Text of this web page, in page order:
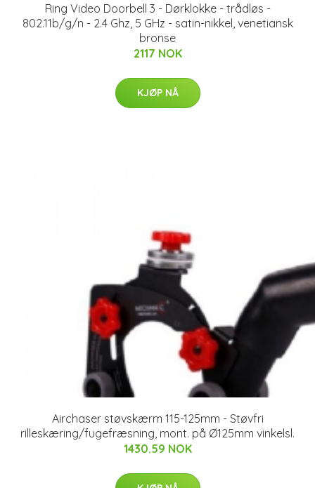
Ring Video Doorbell 3 - Dørklokke - trådløs -
802.11b/g/n - 2.4 Ghz, 5 GHz - satin-nikkel, venetiansk
bronse
2117 NOK
KJØP NÅ
Airchaser støvskærm 115-125mm - Støvfri
rilleskæring/fugefræsning, mont. på Ø125mm vinkelsl.
1430.59 NOK